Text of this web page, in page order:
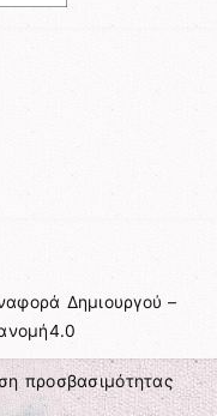
Δημιουργού –
προσβασιμότητας